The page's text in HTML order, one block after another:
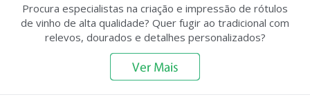
Procura especialistas na criação e impressão de rótulos
de vinho de alta qualidade? Quer fugir ao tradicional com
relevos, dourados e detalhes personalizados?